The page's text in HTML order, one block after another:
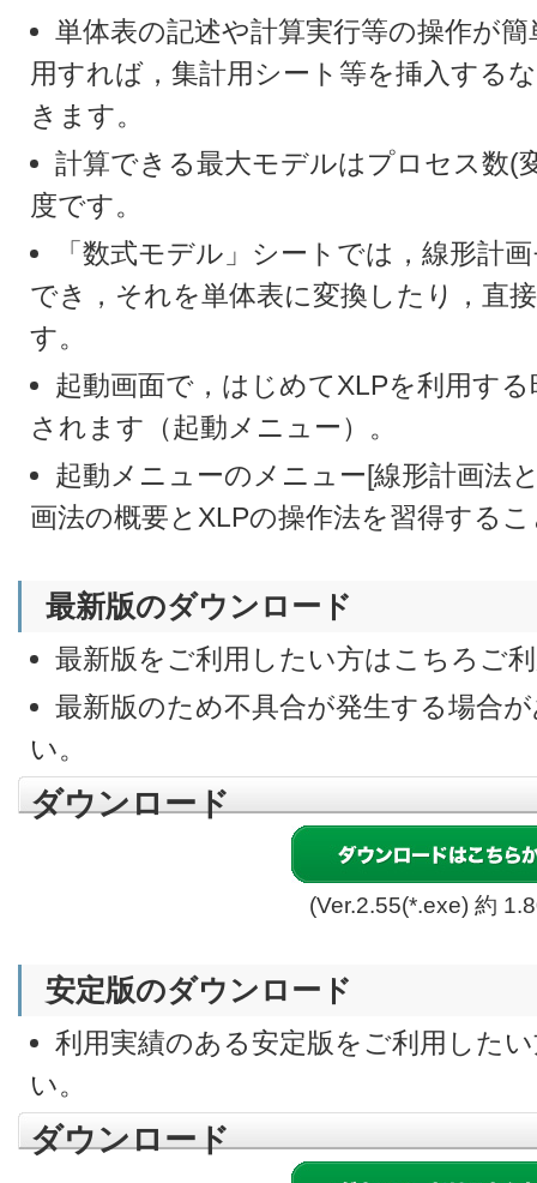
単体表の記述や計算実行等の操作が
用すれば，集計用シート等を挿入する
きます。
計算できる最大モデルはプロセス数(
度です。
「数式モデル」シートでは，線形計
でき，それを単体表に変換したり，直
す。
起動画面で，はじめてXLPを利用す
されます（起動メニュー）。
起動メニューのメニュー[線形計画法
画法の概要とXLPの操作法を習得する
最新版のダウンロード
最新版をご利用したい方はこちろご
最新版のため不具合が発生する場合
い。
ダウンロード
(Ver.2.55(*.exe) 約
安定版のダウンロード
利用実績のある安定版をご利用した
い。
ダウンロード